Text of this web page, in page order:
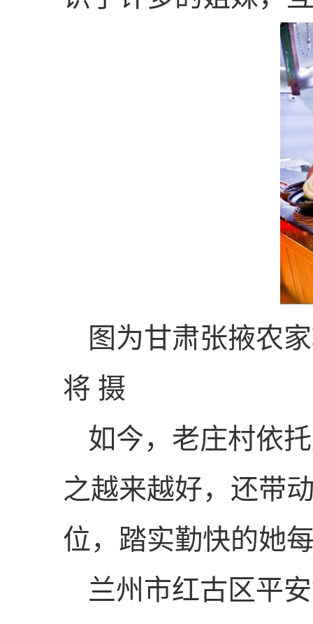
图为甘肃张掖农
将 摄
如今，老庄村依
之越来越好，还带
位，踏实勤快的她
兰州市红古区平